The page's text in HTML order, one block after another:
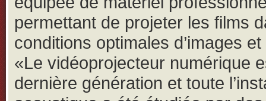
permettant de projeter les films
conditions optimales d’images
«Le vidéoprojecteur numérique
dernière génération et toute